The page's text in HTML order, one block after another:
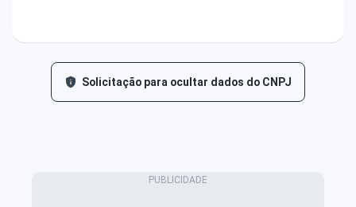
Solicitação para ocultar dados do CNPJ